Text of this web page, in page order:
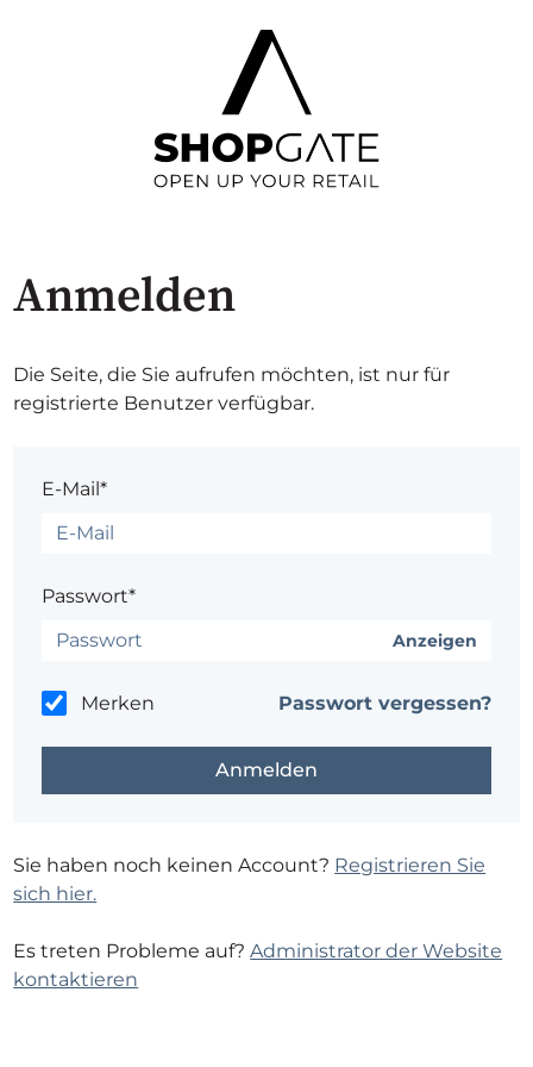
Anmelden
Die Seite, die Sie aufrufen möchten, ist nur für
registrierte Benutzer verfügbar.
E-Mail*
Passwort*
Anzeigen
Merken Passwort vergessen?
Sie haben noch keinen Account? Registrieren Sie
sich hier.
Es treten Probleme auf?Administrator der Website
kontaktieren